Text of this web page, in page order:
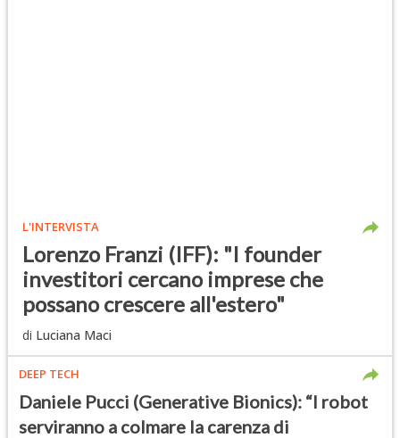
L'INTERVISTA
Lorenzo Franzi (IFF): "I founder
investitori cercano imprese che
possano crescere all'estero"
di Luciana Maci
DEEP TECH
Daniele Pucci (Generative Bionics): “I robot
serviranno a colmare la carenza di